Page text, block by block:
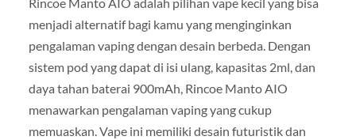
menjadi alternatif bagi kamu yang menginginkan
pengalaman vaping dengan desain berbeda. Dengan
sistem pod yang dapat di isi ulang, kapasitas 2ml, dan
daya tahan baterai 900mAh, Rincoe Manto AIO
menawarkan pengalaman vaping yang cukup
memuaskan. Vape ini memiliki desain futuristik dan